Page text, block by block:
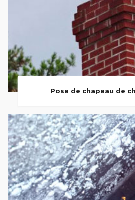
Pose de chapeau de